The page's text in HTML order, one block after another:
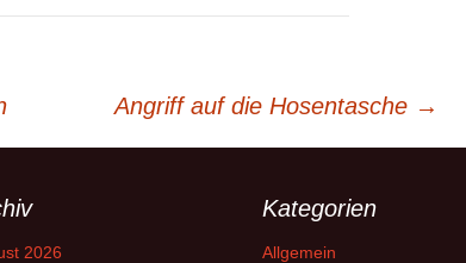
Angriff auf die Hosentasche →
2026
Kategorien
Allgemein